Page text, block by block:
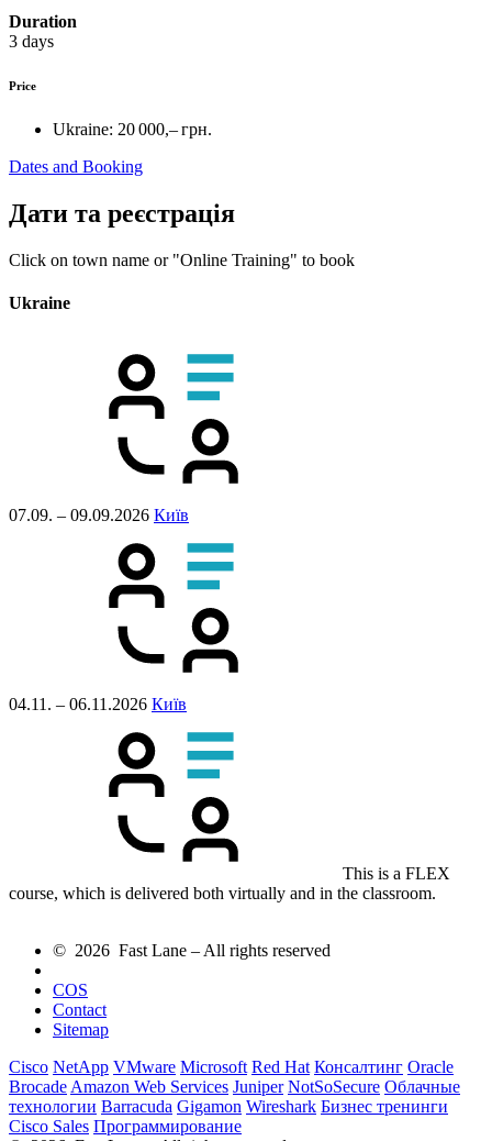
Duration
3 days
Price
Ukraine: 20 000,– грн.
Dates and Booking
Дати та реєстрація
Click on town name or "Online Training" to book
Ukraine
07.09. – 09.09.2026 Київ
04.11. – 06.11.2026 Київ
This is a FLEX
course, which is delivered both virtually and in the classroom.
© 2026 Fast Lane – All rights reserved
COS
Contact
Sitemap
Cisco NetApp VMware Microsoft Red Hat Консалтинг Oracle
BrocadeAmazon Web Services Juniper NotSoSecure Облачные
технологии Barracuda Gigamon Wireshark Бизнес тренинги
Cisco Sales Программирование